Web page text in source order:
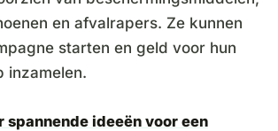
en afvalrapers. Ze kunnen
starten en geld voor hun
inzamelen.
spannende ideeën voor een